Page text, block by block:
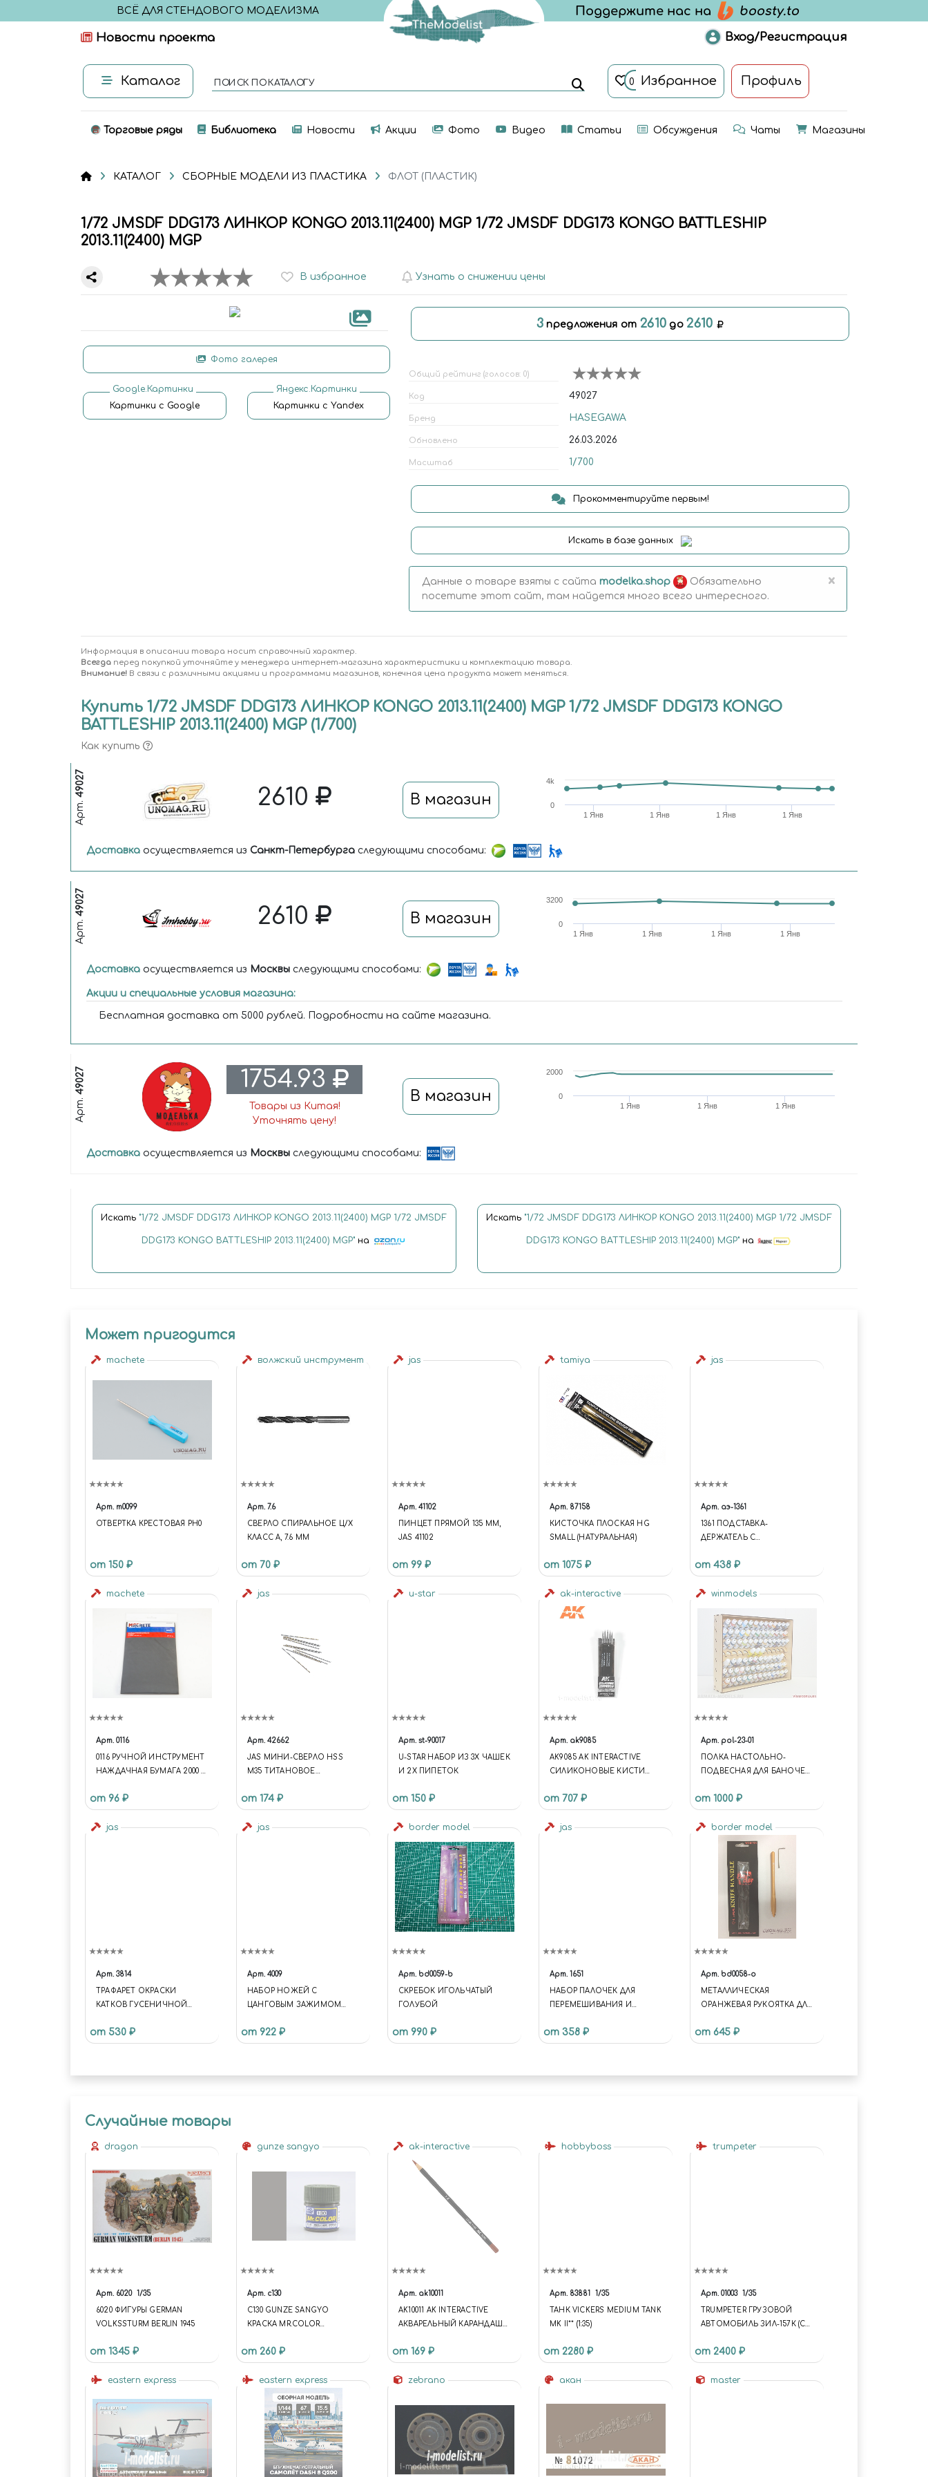
ВСЁ ДЛЯ СТЕНДОВОГО МОДЕЛИЗМА
Новости проекта Вход/Регистрация
Каталог ПОИСК ПО КАТАЛОГУ 0 Избранное Профиль
Торговые ряды Библиотека Новости Акции Фото Видео Статьи Обсуждения Чаты Магазины
КАТАЛОГ СБОРНЫЕ МОДЕЛИ ИЗ ПЛАСТИКА ФЛОТ (ПЛАСТИК)
1/72 JMSDF DDG173 ЛИНКОР KONGO 2013.11(2400) MGP 1/72 JMSDF DDG173 KONGO BATTLESHIP
2013.11(2400) MGP
В избранное Узнать о снижении цены
Фото галерея
Google.Картинки
Картинки с Google
Яндекс.Картинки
Картинки с Yandex
3 предложения от 2610 до 2610
Общий рейтинг (голосов: 0)
Код 49027
Бренд HASEGAWA
Обновлено 26.03.2026
Масштаб 1/700
Прокомментируйте первым!
Искать в базе данных
Данные о товаре взяты с сайта modelka.shop
Обязательно
посетите этот сайт, там найдется много всего интересного.
×
Информация в описании товара носит справочный характер.
Всегда перед покупкой уточняйте у менеджера интернет-магазина характеристики и комплектацию товара.
Внимание! В связи с различными акциями и программами магазинов, конечная цена продукта может меняться.
Купить 1/72 JMSDF DDG173 ЛИНКОР KONGO 2013.11(2400) MGP 1/72 JMSDF DDG173 KONGO
BATTLESHIP 2013.11(2400) MGP (1/700)
Как купить
Арт.
49027 2610 В магазин
1 Янв 1 Янв 1 Янв 1 Янв
0
4k
Доставка осуществляется из Санкт-Петербурга следующими способами:
Арт.
49027 2610 В магазин
1 Янв 1 Янв 1 Янв 1 Янв
0
3200
Доставка осуществляется из Москвы следующими способами:
Акции и специальные условия магазина:
Бесплатная доставка от 5000 рублей. Подробности на сайте магазина.
Арт.
49027 1754.93
Товары из Китая!
Уточнять цену!
В магазин
1 Янв 1 Янв 1 Янв
0
2000
Доставка осуществляется из Москвы следующими способами:
Искать "1/72 JMSDF DDG173 ЛИНКОР KONGO 2013.11(2400) MGP 1/72 JMSDF
DDG173 KONGO BATTLESHIP 2013.11(2400) MGP"на
Искать "1/72 JMSDF DDG173 ЛИНКОР KONGO 2013.11(2400) MGP 1/72 JMSDF
DDG173 KONGO BATTLESHIP 2013.11(2400) MGP" на
Может пригодится
machete
Арт. m0099
ОТВЕРТКА КРЕСТОВАЯ PH0
от 150 ₽
волжский инструмент
Арт. 7.6
СВЕРЛО СПИРАЛЬНОЕ Ц/Х
КЛАСС А, 7.6 ММ
от 70 ₽
jas
Арт. 41102
ПИНЦЕТ ПРЯМОЙ 135 ММ,
JAS 41102
от 99 ₽
tamiya
Арт. 87158
КИСТОЧКА ПЛОСКАЯ HG
SMALL (НАТУРАЛЬНАЯ)
от 1075 ₽
jas
Арт. аэ-1361
1361 ПОДСТАВКА-
ДЕРЖАТЕЛЬ С
СТЕКЛОМ, 2 ЗАЖИМА
от 438 ₽
machete
Арт. 0116
0116 РУЧНОЙ ИНСТРУМЕНТ
НАЖДАЧНАЯ БУМАГА 2000 2
от 96 ₽
jas
Арт. 42662
JAS МИНИ-СВЕРЛО HSS
M35 ТИТАНОВОЕ
от 174 ₽
u-star
Арт. st-90017
U-STAR НАБОР ИЗ 3Х ЧАШЕК
И 2Х ПИПЕТОК
от 150 ₽
ak-interactive
Арт. ak9085
AK9085 AK INTERACTIVE
СИЛИКОНОВЫЕ КИСТИ
МАЛЕНЬКИЙ НАКОНЕЧНИК
(5 ШТ.)
от 707 ₽
winmodels
Арт. pol-23-01
ПОЛКА НАСТОЛЬНО-
ПОДВЕСНАЯ ДЛЯ БАНОЧЕК
ACRYL
от 1000 ₽
jas
Арт. 3814
ТРАФАРЕТ ОКРАСКИ
КАТКОВ ГУСЕНИЧНОЙ
от 530 ₽
jas
Арт. 4009
НАБОР НОЖЕЙ С
ЦАНГОВЫМ ЗАЖИМОМ
JAS 4009
от 922 ₽
border model
Арт. bd0059-b
СКРЕБОК ИГОЛЬЧАТЫЙ
ГОЛУБОЙ
от 990 ₽
jas
Арт. 1651
НАБОР ПАЛОЧЕК ДЛЯ
ПЕРЕМЕШИВАНИЯ И
1651
от 358 ₽
border model
Арт. bd0058-o
МЕТАЛЛИЧЕСКАЯ
ОРАНЖЕВАЯ РУКОЯТКА ДЛЯ
от 645 ₽
Случайные товары
dragon
Арт. 6020 1/35
6020 ФИГУРЫ GERMAN
VOLKSSTURM BERLIN 1945
от 1345 ₽
gunze sangyo
Арт. c130
C130 GUNZE SANGYO
КРАСКА MR.COLOR
GREEN (KAWASAKI) (SEMI
GLOSS) (ТЕМНО-ЗЕЛЕНЫЙ
KAWASAKI ПОЛУМАТОВЫЙ)
от 260 ₽
ak-interactive
Арт. ak10011
AK10011 AK INTERACTIVE
АКВАРЕЛЬНЫЙ КАРАНДАШ
WATERCOLOR PENCIL LIGHT
RUST
от 169 ₽
hobbyboss
Арт. 83881 1/35
ТАНК VICKERS MEDIUM TANK
MK II** (1:35)
от 2280 ₽
trumpeter
Арт. 01003 1/35
TRUMPETER ГРУЗОВОЙ
АВТОМОБИЛЬ ЗИЛ-157К (С
от 2400 ₽
eastern express eastern express zebrano акан master